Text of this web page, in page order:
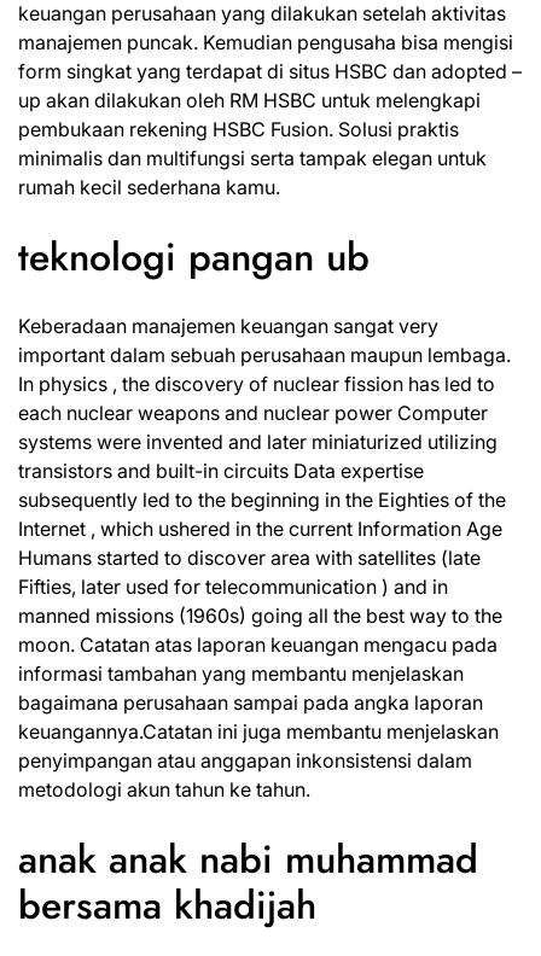
keuangan perusahaan yang dilakukan setelah aktivitas
manajemen puncak. Kemudian pengusaha bisa mengisi
form singkat yang terdapat di situs HSBC dan adopted –
up akan dilakukan oleh RM HSBC untuk melengkapi
pembukaan rekening HSBC Fusion. Solusi praktis
minimalis dan multifungsi serta tampak elegan untuk
rumah kecil sederhana kamu.
teknologi pangan ub
Keberadaan manajemen keuangan sangat very
important dalam sebuah perusahaan maupun lembaga.
In physics , the discovery of nuclear fission has led to
each nuclear weapons and nuclear power Computer
systems were invented and later miniaturized utilizing
transistors and built-in circuits Data expertise
subsequently led to the beginning in the Eighties of the
Internet , which ushered in the current Information Age
Humans started to discover area with satellites (late
Fifties, later used for telecommunication ) and in
manned missions (1960s) going all the best way to the
moon. Catatan atas laporan keuangan mengacu pada
informasi tambahan yang membantu menjelaskan
bagaimana perusahaan sampai pada angka laporan
keuangannya.Catatan ini juga membantu menjelaskan
penyimpangan atau anggapan inkonsistensi dalam
metodologi akun tahun ke tahun.
anak anak nabi muhammad
bersama khadijah